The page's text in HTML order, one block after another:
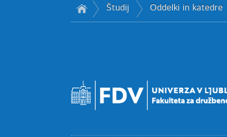
Študij Oddelki in katedre